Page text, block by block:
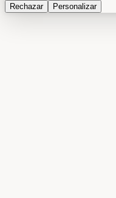
Rechazar
Personalizar